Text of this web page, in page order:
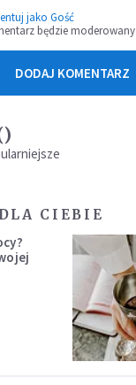
jako Gość
będzie moderowany
DODAJ KOMENTARZ
)
CIEBIE